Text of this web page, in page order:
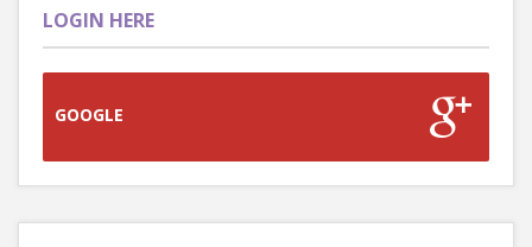
LOGIN HERE
GOOGLE